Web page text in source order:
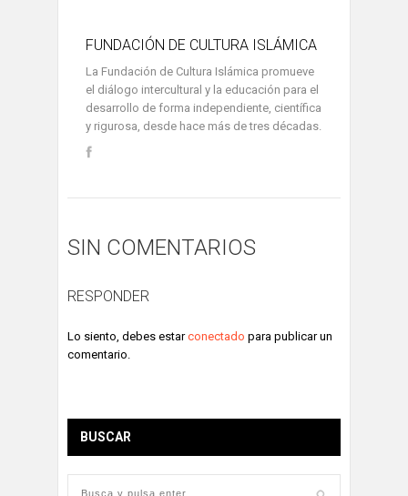
FUNDACIÓN DE CULTURA ISLÁMICA
La Fundación de Cultura Islámica promueve
el diálogo intercultural y la educación para el
desarrollo de forma independiente, científica
y rigurosa, desde hace más de tres décadas.
SIN COMENTARIOS
RESPONDER
Lo siento, debes estarconectado para publicar un
comentario.
BUSCAR